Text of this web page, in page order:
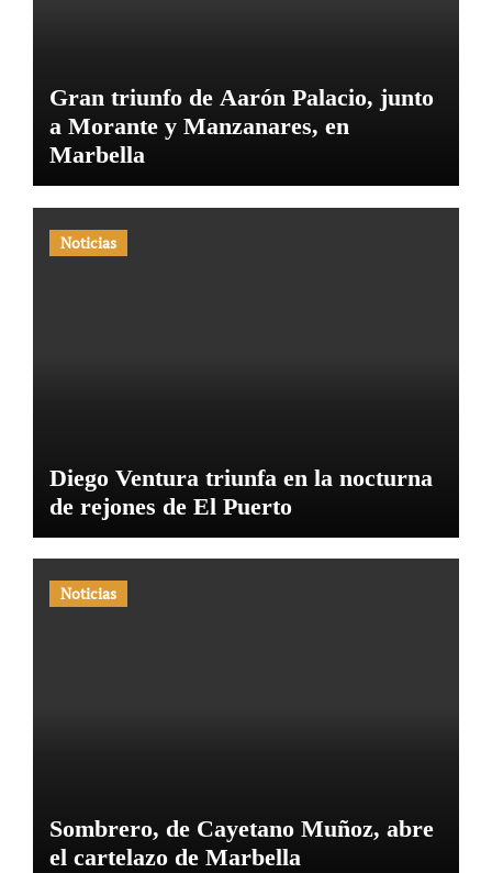
Gran triunfo de Aarón Palacio, junto
a Morante y Manzanares, en
Marbella
Noticias
Diego Ventura triunfa en la nocturna
de rejones de El Puerto
Noticias
Sombrero, de Cayetano Muñoz, abre
el cartelazo de Marbella